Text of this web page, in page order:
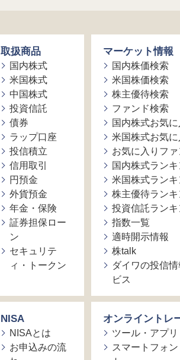
取扱商品
国内株式
米国株式
中国株式
投資信託
債券
ラップ口座
投信積立
信用取引
円預金
外貨預金
年金・保険
証券担保ロー
ン
セキュリテ
ィ・トークン
NISA
NISAとは
お申込みの流
マーケット情報
国内株価検索
米国株価検索
株主優待検索
ファンド検索
国内株式お気に
米国株式お気に
お気に入りファ
国内株式ラン
米国株式ラン
株主優待ラン
投資信託ラン
指数一覧
適時開示情報
株talk
ダイワの投信
ビス
オンライントレ
ツール・アプリ
スマートフォ